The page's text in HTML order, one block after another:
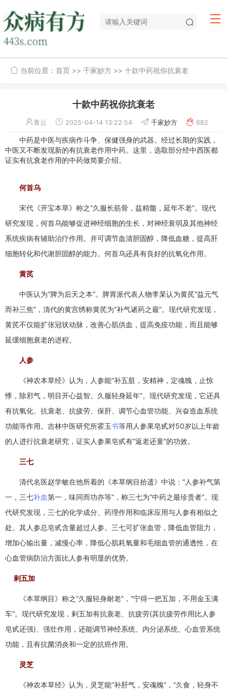
当前位置： 首页 >> 千家妙方 >> 十款中药祝你抗衰老
十款中药祝你抗衰老
青云 2025-04-14 13:22:54 千家妙方 682
中药是中医与疾病作斗争、保健强身的武器。经过长期的实践，
中医又不断发现新的有抗衰老作用中药。这里，选取部分经中西医都
证实有抗衰老作用的中药做简要介绍。
何首乌
宋代《开宝本草》称之“久服长筋骨，益精髓，延年不老”。现代
研究发现，何首乌能够促进神经细胞的生长，对神经衰弱及其他神经
系统疾病有辅助治疗作用。并可调节血清胆固醇，降低血糖，提高肝
细胞转化和代谢胆固醇的能力。何首乌还具有良好的抗氧化作用。
黄芪
中医认为“脾为后天之本”。脾胃派代表人物李杲认为黄芪“益元气
而补三焦”，清代的黄宫绣称黄芪为“补气诸药之最”。现代研究发现，
黄芪不仅能扩张冠状动脉，改善心肌供血，提高免疫功能，而且能够
延缓细胞衰老的进程。
人参
《神农本草经》认为，人参能“补五脏，安精神，定魂魄，止惊
悸，除邪气，明目开心益智。久服轻身延年”。现代研究发现，它还具
有抗氧化、抗衰老、抗疲劳、保肝、调节心血管功能、兴奋造血系统
功能等作用。吉林中医研究所霍玉书等用人参果皂甙对50岁以上年龄
的人进行抗衰老研究，证实人参果皂甙有“返老还童”的功效。
三七
清代名医赵学敏在他所着的《本草纲目拾遗》中说：“人参补气第
一，三七补血第一，味同而功亦等”，称三七为“中药之最珍贵者”。现
代研究发现，三七的化学成分、药理作用和临床应用与人参有相似之
处。其人参总皂甙含量超过人参。三七可扩张血管，降低血管阻力，
增加心输出量，减慢心率，降低心肌耗氧量和毛细血管的通透性，在
心血管病防治方面比人参有明显的优势。
剌五加
《本草纲目》称之“久服轻身耐老”，“宁得一把五加，不用金玉满
车”。现代研究发现，剌五加有抗衰老、抗疲劳(其抗疲劳作用比人参
皂甙还强)、强壮作用，还能调节神经系统、内分泌系统、心血管系统
功能，且有抗菌消炎和一定的抗癌作用。
灵芝
《神农本草经》认为，灵芝能“补肝气，安魂魄”，“久食，轻身不